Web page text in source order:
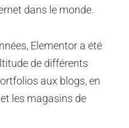
dans le monde.
Elementor a été
de différents
aux blogs, en
les magasins de